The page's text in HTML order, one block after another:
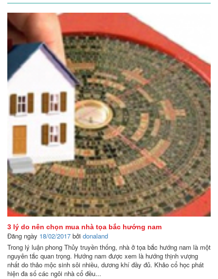
3 lý do nên chọn mua nhà tọa bắc hướng nam
Đăng ngày 18/02/2017 bởi donaland
Trong lý luận phong Thủy truyền thống, nhà ở tọa bắc hướng nam là một
nguyên tắc quan trọng. Hướng nam được xem là hướng thịnh vượng
nhất do thảo mộc sinh sôi nhiều, dương khí đầy đủ. Khảo cổ học phát
hiện đa số các ngôi nhà cổ đều...